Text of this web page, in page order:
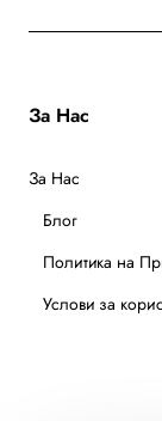
За Нас
За Нас
Блог
Политика на
Услови за